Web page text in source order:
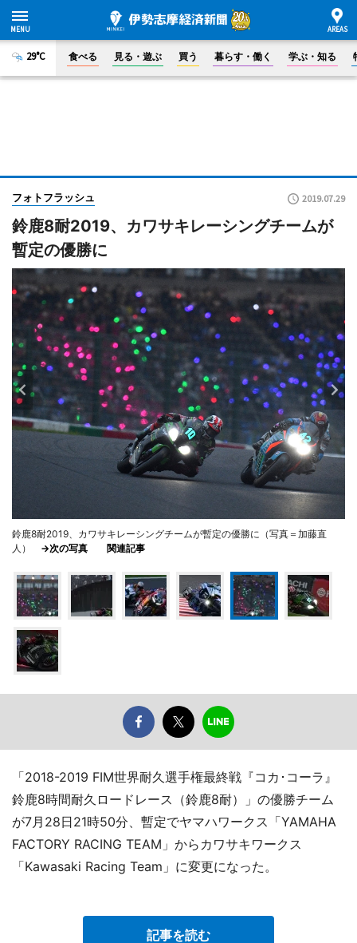
29°C 食べる 見る・遊ぶ 買う 暮らす・働く 学ぶ・知る
フォトフラッシュ 2019.07.29
鈴鹿8耐2019、カワサキレーシングチームが
暫定の優勝に
鈴鹿8耐2019、カワサキレーシングチームが暫定の優勝に（写真＝加藤直
人） →次の写真 関連記事
「2018-2019 FIM世界耐久選手権最終戦『コカ･コーラ』
鈴鹿8時間耐久ロードレース（鈴鹿8耐）」の優勝チーム
が7月28日21時50分、暫定でヤマハワークス「YAMAHA
FACTORY RACING TEAM」からカワサキワークス
「Kawasaki Racing Team」に変更になった。
記事を読む